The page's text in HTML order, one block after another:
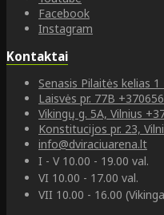
Facebook
Instagram
Kontaktai
Senasis Pilaitės kelias 1
Laisvės pr. 77B
Vikingų g. 5A, Vilnius
Konstitucijos pr. 23,
info@dviraciuarena.lt
I - V 10.00 - 19.00 val.
VI 10.00 - 17.00 val.
VII 10.00 - 16.00